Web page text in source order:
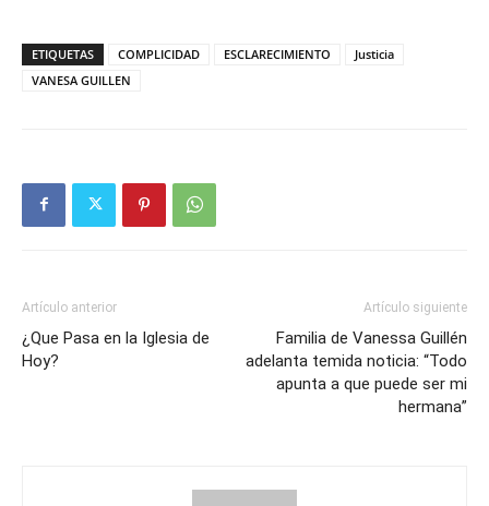
ETIQUETAS COMPLICIDAD ESCLARECIMIENTO
Justicia
VANESA GUILLEN
Artículo anterior
¿Que Pasa en la Iglesia de
Hoy?
Artículo siguiente
Familia de Vanessa Guillén
adelanta temida noticia: “Todo
apunta a que puede ser mi
hermana”